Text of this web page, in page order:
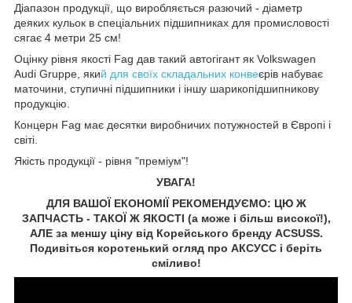
Діапазон продукції, що виробляється разючий - діаметр
деяких кульок в спеціальних підшипниках для промисловості
сягає 4 метри 25 см!
Оцінку рівня якості Fag дав такий автогігант як Volkswagen
Audi Gruppe, який для своїх складальних конвеєрів набуває
маточини, ступичні підшипники і іншу шарикопідшипникову
продукцію.
Концерн Fag має десятки виробничих потужностей в Європі і
світі.
Якість продукції - рівня "преміум"!
УВАГА!
ДЛЯ ВАШОЇ ЕКОНОМІЇ РЕКОМЕНДУЄМО: ЦЮ Ж
ЗАПЧАСТЬ - ТАКОЇ Ж ЯКОСТІ (а може і більш високої!),
АЛЕ за меншу ціну від Корейського бренду ACSUSS.
Подивіться коротенький огляд про АКСУCC і беріть
сміливо!